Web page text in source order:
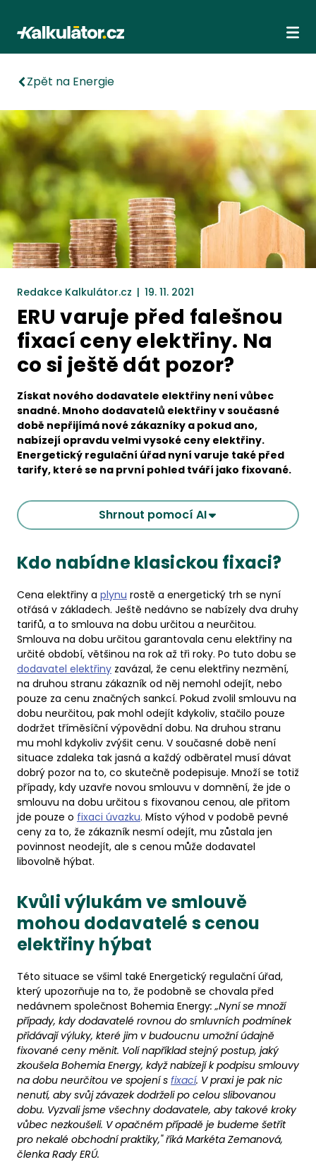
Kalkulátor.cz
Zpět na Energie
Redakce Kalkulátor.cz | 19. 11. 2021
ERU varuje před falešnou
fixací ceny elektřiny. Na
co si ještě dát pozor?
Získat nového dodavatele elektřiny není vůbec
snadné. Mnoho dodavatelů elektřiny v současné
době nepřijímá nové zákazníky a pokud ano,
nabízejí opravdu velmi vysoké ceny elektřiny.
Energetický regulační úřad nyní varuje také před
tarify, které se na první pohled tváří jako fixované.
Shrnout pomocí AI
Kdo nabídne klasickou fixaci?
Cena elektřiny a plynu rostě a energetický trh se nyní
otřásá v základech. Ještě nedávno se nabízely dva druhy
tarifů, a to smlouva na dobu určitou a neurčitou.
Smlouva na dobu určitou garantovala cenu elektřiny na
určité období, většinou na rok až tři roky. Po tuto dobu se
dodavatel elektřiny zavázal, že cenu elektřiny nezmění,
na druhou stranu zákazník od něj nemohl odejít, nebo
pouze za cenu značných sankcí. Pokud zvolil smlouvu na
dobu neurčitou, pak mohl odejít kdykoliv, stačilo pouze
dodržet tříměsíční výpovědní dobu. Na druhou stranu
mu mohl kdykoliv zvýšit cenu. V současné době není
situace zdaleka tak jasná a každý odběratel musí dávat
dobrý pozor na to, co skutečně podepisuje. Množí se totiž
případy, kdy uzavře novou smlouvu v domnění, že jde o
smlouvu na dobu určitou s fixovanou cenou, ale přitom
jde pouze o fixaci úvazku. Místo výhod v podobě pevné
ceny za to, že zákazník nesmí odejít, mu zůstala jen
povinnost neodejít, ale s cenou může dodavatel
libovolně hýbat.
Kvůli výlukám ve smlouvě
mohou dodavatelé s cenou
elektřiny hýbat
Této situace se všiml také Energetický regulační úřad,
který upozorňuje na to, že podobně se chovala před
nedávnem společnost Bohemia Energy: „Nyní se množí
případy, kdy dodavatelé rovnou do smluvních podmínek
přidávají výluky, které jim v budoucnu umožní údajně
fixované ceny měnit. Volí například stejný postup, jaký
zkoušela Bohemia Energy, když nabízejí k podpisu smlouvy
na dobu neurčitou ve spojení s fixací. V praxi je pak nic
nenutí, aby svůj závazek dodrželi po celou slibovanou
dobu. Vyzvali jsme všechny dodavatele, aby takové kroky
vůbec nezkoušeli. V opačném případě je budeme šetřit
pro nekalé obchodní praktiky," říká Markéta Zemanová,
členka Rady ERÚ.